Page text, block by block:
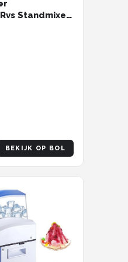
Standmixer
BEKIJK OP BOL